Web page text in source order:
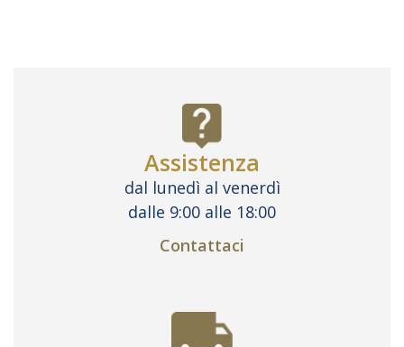
Assistenza
dal lunedì al venerdì
dalle 9:00 alle 18:00
Contattaci